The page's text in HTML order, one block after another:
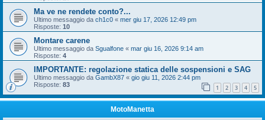
Ma ve ne rendete conto?...
Ultimo messaggio da ch1c0 « mer giu 17, 2026 12:49 pm
Risposte: 10
Montare carene
Ultimo messaggio da Sgualfone « mar giu 16, 2026 9:14 am
Risposte: 4
IMPORTANTE: regolazione statica delle sospensioni e SAG
Ultimo messaggio da GambX87 « gio giu 11, 2026 2:44 pm
Risposte: 83 1 2 3 4 5
MotoManetta